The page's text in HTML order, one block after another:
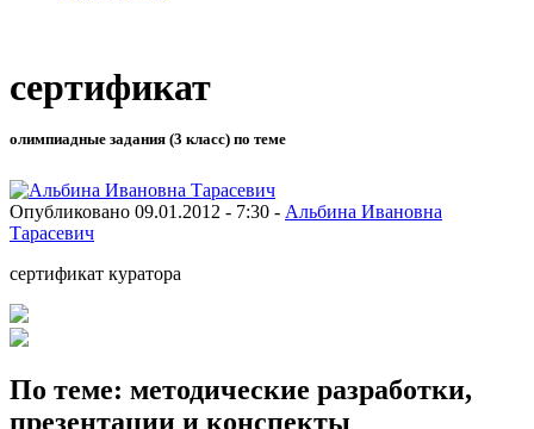
сертификат
олимпиадные задания (3 класс) по теме
Опубликовано 09.01.2012 - 7:30 - Альбина Ивановна
Тарасевич
сертификат куратора
По теме: методические разработки,
презентации и конспекты